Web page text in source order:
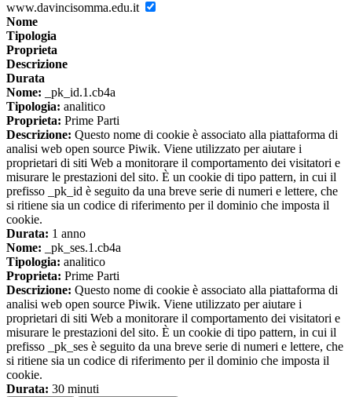
www.davincisomma.edu.it
Nome
Tipologia
Proprieta
Descrizione
Durata
Nome: _pk_id.1.cb4a
Tipologia: analitico
Proprieta: Prime Parti
Descrizione: Questo nome di cookie è associato alla piattaforma di
analisi web open source Piwik. Viene utilizzato per aiutare i
proprietari di siti Web a monitorare il comportamento dei visitatori e
misurare le prestazioni del sito. È un cookie di tipo pattern, in cui il
prefisso _pk_id è seguito da una breve serie di numeri e lettere, che
si ritiene sia un codice di riferimento per il dominio che imposta il
cookie.
Durata: 1 anno
Nome: _pk_ses.1.cb4a
Tipologia: analitico
Proprieta: Prime Parti
Descrizione: Questo nome di cookie è associato alla piattaforma di
analisi web open source Piwik. Viene utilizzato per aiutare i
proprietari di siti Web a monitorare il comportamento dei visitatori e
misurare le prestazioni del sito. È un cookie di tipo pattern, in cui il
prefisso _pk_ses è seguito da una breve serie di numeri e lettere, che
si ritiene sia un codice di riferimento per il dominio che imposta il
cookie.
Durata: 30 minuti